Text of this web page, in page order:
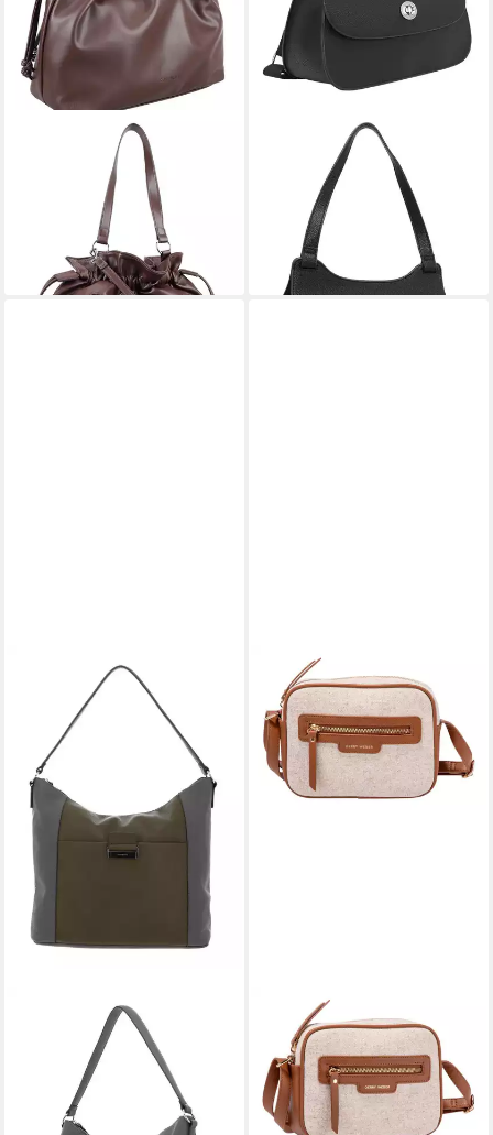
Schultertasche Drawn To You
UVP79,99 €
lieferbar - in 2-3 Werktagen bei dir
GERRY WEBER
Handtasche Paloma
UVP 79,99 €
lieferbar - in 2-3 Werktagen bei dir